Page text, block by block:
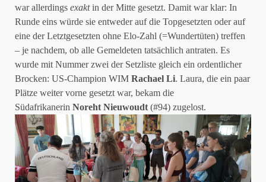
war allerdings exaktin der Mitte gesetzt. Damit war klar: In
Runde eins würde sie entweder auf die Topgesetzten oder auf
eine der Letztgesetzten ohne Elo-Zahl (=Wundertüten) treffen
– je nachdem, ob alle Gemeldeten tatsächlich antraten. Es
wurde mit Nummer zwei der Setzliste gleich ein ordentlicher
Brocken: US-Champion WIM Rachael Li. Laura, die ein paar
Plätze weiter vorne gesetzt war, bekam die
Südafrikanerin Noreht Nieuwoudt (#94) zugelost.